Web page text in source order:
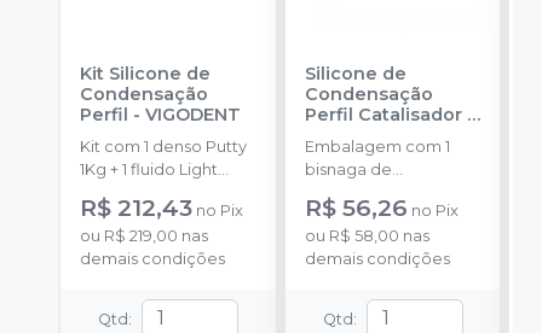
Kit Silicone de
Condensação
Perfil -VIGODENT
Kit com 1 denso Putty
1Kg + 1 fluido Light
catalisador 60ml.
R$ 212,43 no Pix
ou R$ 219,00 nas
demais condições
Qtd:
Silicone de
Condensação
Perfil Catalisador-
VIGODENT
Embalagem com 1
bisnaga de
R$ 56,26 no Pix
ou R$ 58,00 nas
demais condições
Qtd: